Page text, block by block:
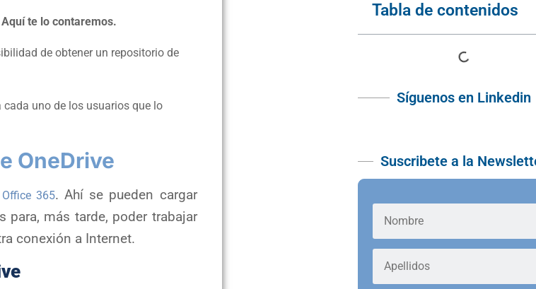
te lo contaremos.
de obtener un repositorio de
cada uno de los usuarios que lo
OneDrive
365. Ahí se pueden cargar
para, más tarde, poder trabajar
conexión a Internet.
Tabla de contenidos
Síguenos en Linkedin
Suscribete a la